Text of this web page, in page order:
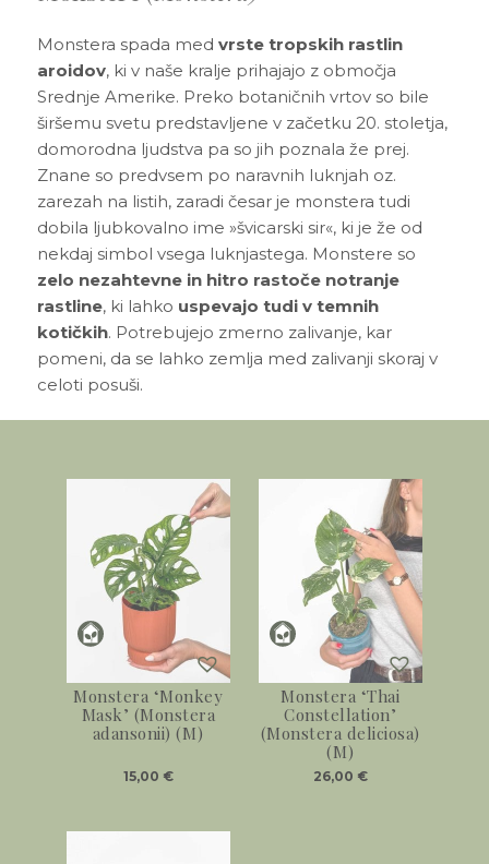
Monstera spada med vrste tropskih rastlin
aroidov, ki v naše kralje prihajajo z območja
Srednje Amerike. Preko botaničnih vrtov so bile
širšemu svetu predstavljene v začetku 20. stoletja,
domorodna ljudstva pa so jih poznala že prej.
Znane so predvsem po naravnih luknjah oz.
zarezah na listih, zaradi česar je monstera tudi
dobila ljubkovalno ime »švicarski sir«, ki je že od
nekdaj simbol vsega luknjastega. Monstere so
zelo nezahtevne in hitro rastoče notranje
rastline, ki lahko uspevajo tudi v temnih
kotičkih. Potrebujejo zmerno zalivanje, kar
pomeni, da se lahko zemlja med zalivanji skoraj v
celoti posuši.
Monstera ‘Monkey
Mask’ (Monstera
adansonii) (M)
15,00 €
Monstera ‘Thai
Constellation’
(Monstera deliciosa)
(M)
26,00 €
Dodaj v košarico